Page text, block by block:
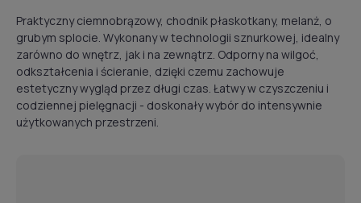
Praktyczny ciemnobrązowy, chodnik płaskotkany, melanż, o
grubym splocie. Wykonany w technologii sznurkowej, idealny
zarówno do wnętrz, jak i na zewnątrz. Odporny na wilgoć,
odkształcenia i ścieranie, dzięki czemu zachowuje
estetyczny wygląd przez długi czas. Łatwy w czyszczeniu i
codziennej pielęgnacji - doskonały wybór do intensywnie
użytkowanych przestrzeni.